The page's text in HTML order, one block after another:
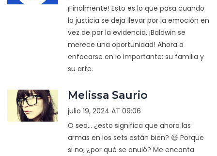
¡Finalmente! Esto es lo que pasa cuando
la justicia se deja llevar por la emoción en
vez de por la evidencia. ¡Baldwin se
merece una oportunidad! Ahora a
enfocarse en lo importante: su familia y
su arte.
Melissa Saurio
julio 19, 2024 AT 09:06
O sea... ¿esto significa que ahora las
armas en los sets están bien? 😅 Porque
si no, ¿por qué se anuló? Me encanta